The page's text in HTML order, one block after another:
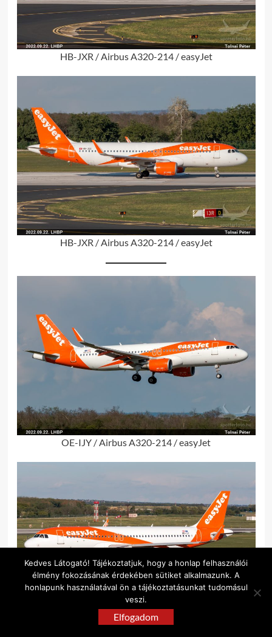
HB-JXR / Airbus A320-214 / easyJet
HB-JXR / Airbus A320-214 / easyJet
OE-IJY / Airbus A320-214 / easyJet
OE-IJY / Airbus A320-214 / easyJet
Kedves Látogató! Tájékoztatjuk, hogy a honlap felhasználói
élmény fokozásának érdekében sütiket alkalmazunk. A
honlapunk használatával ön a tájékoztatásunkat tudomásul
veszi.
Elfogadom